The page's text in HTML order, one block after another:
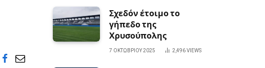
Σχεδόν έτοιμο το
γήπεδο της
Χρυσούπολης
7 ΟΚΤΩΒΡΊΟΥ 2025 2,496VIEWS